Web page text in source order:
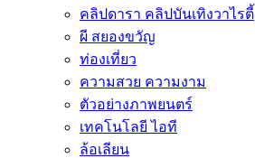
คลิปดารา คลิปบันเทิงวาไรตี้
ผี สยองขวัญ
ท่องเที่ยว
ความสวย ความงาม
ตัวอย่างภาพยนตร์
เทคโนโลยี ไอที
ล้อเลียน